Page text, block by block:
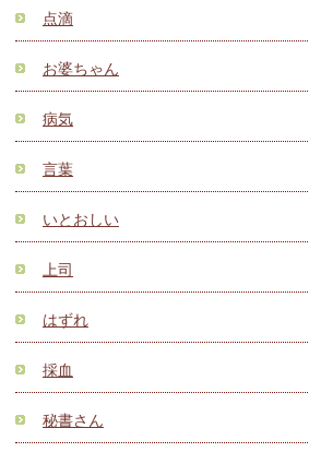
点滴
お婆ちゃん
病気
言葉
いとおしい
上司
はずれ
採血
秘書さん